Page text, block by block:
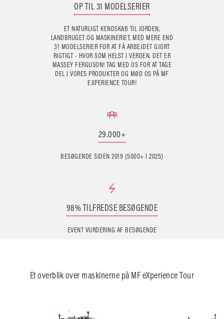
OP TIL 31 MODELSERIER
ET NATURLIGT KENDSKAB TIL JORDEN,
LANDBRUGET OG MASKINERIET, MED MERE END
31 MODELSERIER FOR AT FÅ ARBEJDET GJORT
RIGTIGT - HVOR SOM HELST I VERDEN. DET ER
MASSEY FERGUSON! TAG MED OS FOR AT TAGE
DEL I VORES PRODUKTER OG MØD OS PÅ MF
EXPERIENCE TOUR!
29.000+
BESØGENDE SIDEN 2019 (5000+ I 2025)
98% TILFREDSE BESØGENDE
EVENT VURDERING AF BESØGENDE
Et overblik over maskinerne på MF eXperience Tour